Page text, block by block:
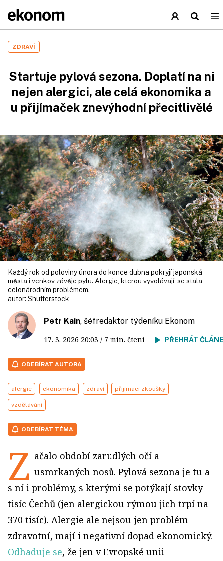
ZDRAVÍ
Startuje pylová sezona. Doplatí na ni
nejen alergici, ale celá ekonomika a
u přijímaček znevýhodní přecitlivělé
Každý rok od poloviny února do konce dubna pokryjí japonská
města i venkov závěje pylu. Alergie, kterou vyvolávají, se stala
celonárodním problémem.
autor: Shutterstock
Petr Kain, šéfredaktor týdeníku Ekonom
17. 3. 2026 20:03 / 7 min. čtení PŘEHRÁT
ODEBÍRAT AUTORA
alergie ekonomika zdraví přijímací zkoušky
vzdělávání
ODEBÍRAT TÉMA
Z ačalo období zarudlých očí a
usmrkaných nosů. Pylová sezona je tu a
s ní i problémy, s kterými se potýkají stovky
tisíc Čechů (jen alergickou rýmou jich trpí na
370 tisíc). Alergie ale nejsou jen problém
zdravotní, mají i negativní dopad ekonomický.
Odhaduje se, že jen v Evropské unii